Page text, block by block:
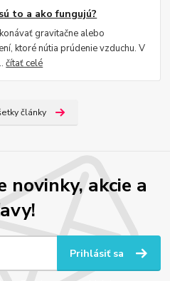
to a ako fungujú?
gravitačne alebo
ktoré nútia prúdenie vzduchu. V
čítať celé
články
novinky, akcie a
Prihlásiť sa